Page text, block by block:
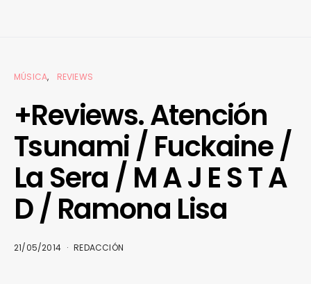
MÚSICA REVIEWS
+Reviews. Atención
Tsunami / Fuckaine /
La Sera / M A J E S T A
D / Ramona Lisa
21/05/2014 REDACCIÓN